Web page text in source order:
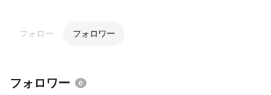
フォロー フォロワー
フォロワー 0